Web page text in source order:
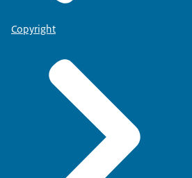
Copyright